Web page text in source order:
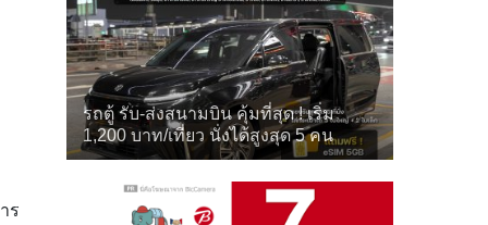
ร
รถตู้ รับ-ส่งสนามบิน คุ้มที่สุด ! เริ่ม
1,200 บาท/เที่ยว นั่งได้สูงสุด 5 คน